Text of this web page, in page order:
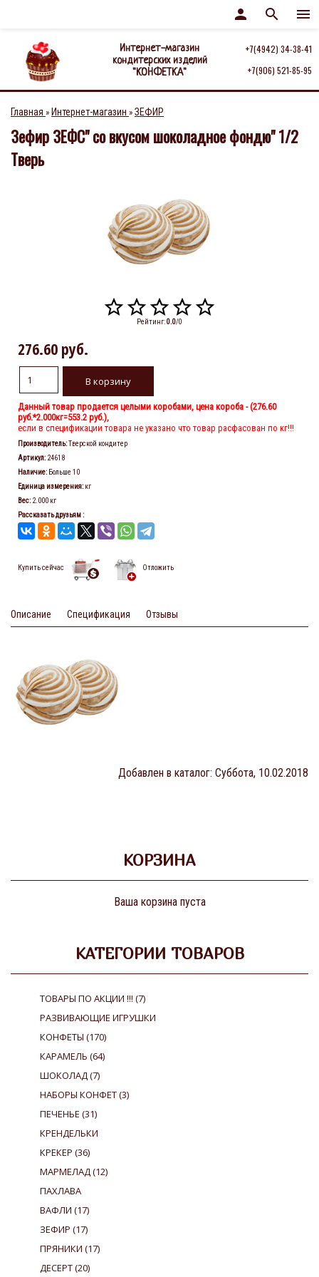
menu
search
person
Интернет-магазин
кондитерских изделий
"КОНФЕТКА"
+7(4942) 34-38-41
+7(906) 521-85-95
Главная » Интернет-магазин » ЗЕФИР
Зефир ЗЕФС" со вкусом шоколадное фондю" 1/2
Тверь
Рейтинг:0.0/0
276.60 руб.
Данный товар продается целыми коробами, цена короба - (276.60
руб.*2.000кг=553.2 руб.),
если в спецификации товара не указано что товар расфасован по кг!!!
Производитель:Тверской кондитер
Артикул: 24618
Наличие: Больше 10
Единица измерения: кг
Вес: 2.000 кг
Рассказать друзьям:
Купить сейчас Отложить
Описание Спецификация Отзывы
Добавлен в каталог: Суббота, 10.02.2018
КОРЗИНА
Ваша корзина пуста
КАТЕГОРИИ ТОВАРОВ
ТОВАРЫ ПО АКЦИИ !!! (7)
РАЗВИВАЮЩИЕ ИГРУШКИ
КОНФЕТЫ (170)
КАРАМЕЛЬ (64)
ШОКОЛАД(7)
НАБОРЫ КОНФЕТ(3)
ПЕЧЕНЬЕ (31)
КРЕНДЕЛЬКИ
КРЕКЕР (36)
МАРМЕЛАД(12)
ПАХЛАВА
ВАФЛИ (17)
ЗЕФИР (17)
ПРЯНИКИ (17)
ДЕСЕРТ(20)